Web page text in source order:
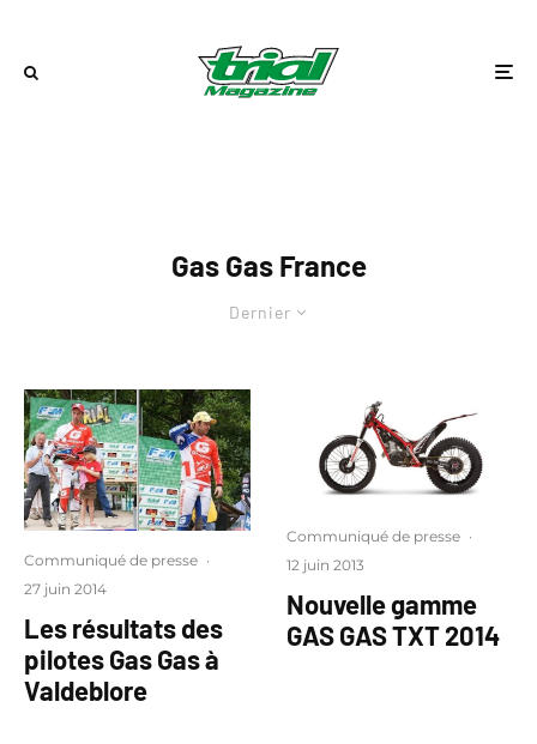
Gas Gas France
Dernier
Communiqué de presse ·
27 juin 2014
Les résultats des
pilotes Gas Gas à
Valdeblore
Communiqué de presse ·
12 juin 2013
Nouvelle gamme
GAS GAS TXT 2014